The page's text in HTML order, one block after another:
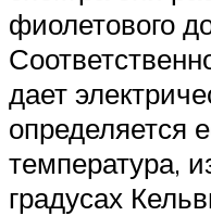
фиолетового
дает
определяется
температура,
градусах